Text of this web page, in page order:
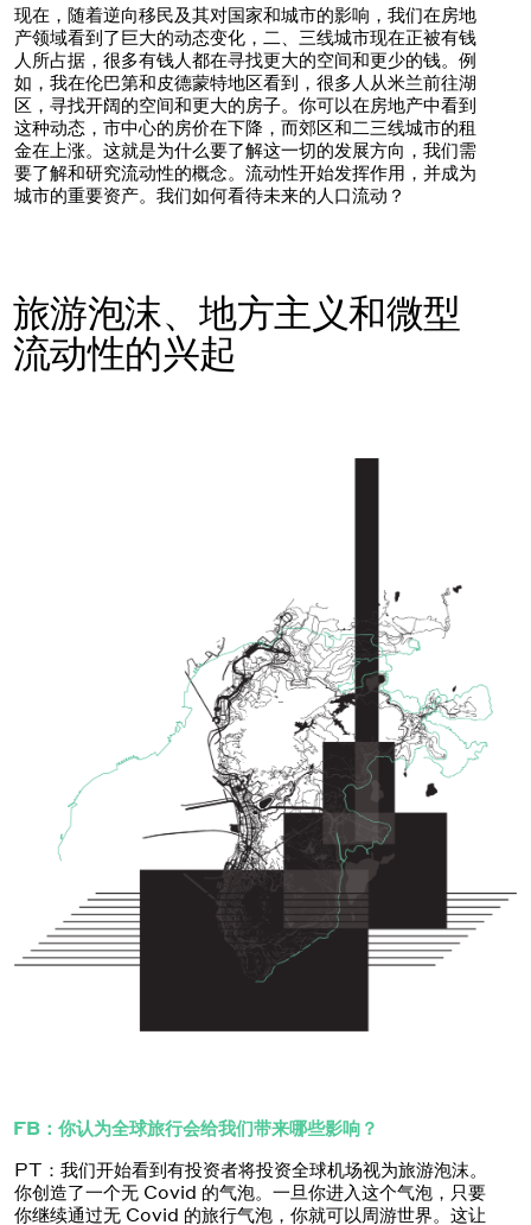
现在，随着逆向移民及其对国家和城市的影响，我们在房地
产领域看到了巨大的动态变化，二、三线城市现在正被有钱
人所占据，很多有钱人都在寻找更大的空间和更少的钱。例
如，我在伦巴第和皮德蒙特地区看到，很多人从米兰前往湖
区，寻找开阔的空间和更大的房子。你可以在房地产中看到
这种动态，市中心的房价在下降，而郊区和二三线城市的租
金在上涨。这就是为什么要了解这一切的发展方向，我们需
要了解和研究流动性的概念。流动性开始发挥作用，并成为
城市的重要资产。我们如何看待未来的人口流动？
旅游泡沫、地方主义和微型
流动性的兴起
FB：你认为全球旅行会给我们带来哪些影响？
PT：我们开始看到有投资者将投资全球机场视为旅游泡沫。
你创造了一个无 Covid 的气泡。一旦你进入这个气泡，只要
你继续通过无 Covid 的旅行气泡，你就可以周游世界。这让